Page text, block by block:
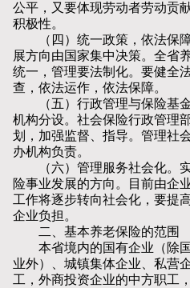
公平，又要体现劳动者劳动贡
积极性。
（四）统一政策，依法保障
展方向由国家集中决策。全省
统一，管理要法制化。要健全
查，依法运作，依法保障。
（五）行政管理与保险基金
机构分设。社会保险行政管理
划，加强监督、指导。管理社
办机构负责。
（六）管理服务社会化。实
险事业发展的方向。目前由企
工作将逐步转向社会化，要提
企业负担。
二、基本养老保险的范围
本省境内的国有企业（除国
业外）、城镇集体企业、私营
工，外商投资企业的中方职工